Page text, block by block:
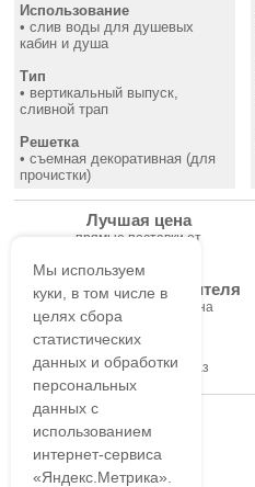
Использование
• слив воды для душевых
кабин и душа
Тип
• вертикальный выпуск,
сливной трап
Решетка
• съемная декоративная (для
прочистки)
Лучшая цена
прямые поставки от
Гарантия производителя
на все товары магазина
В течение часа
подтвердим ваш заказ
Мы используем
куки, в том числе в
целях сбора
статистических
данных и обработки
персональных
данных с
использованием
интернет-сервиса
«Яндекс.Метрика».